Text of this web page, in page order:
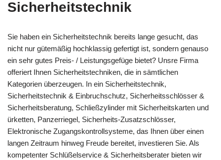
Sicherheitstechnik
Sie haben ein Sicherheitstechnik bereits lange gesucht, das
nicht nur gütemäßig hochklassig gefertigt ist, sondern genauso
ein sehr gutes Preis- / Leistungsgefüge bietet? Unsre Firma
offeriert Ihnen Sicherheitstechniken, die in sämtlichen
Kategorien überzeugen. In ein Sicherheitstechnik,
Sicherheitstechnik & Einbruchschutz, Sicherheitsschlösser &
Sicherheitsberatung, Schließzylinder mit Sicherheitskarten und
ürketten, Panzerriegel, Sicherheits-Zusatzschlösser,
Elektronische Zugangskontrollsysteme, das Ihnen über einen
langen Zeitraum hinweg Freude bereitet, investieren Sie. Als
kompetenter Schlüßelservice & Sicherheitsberater bieten wir